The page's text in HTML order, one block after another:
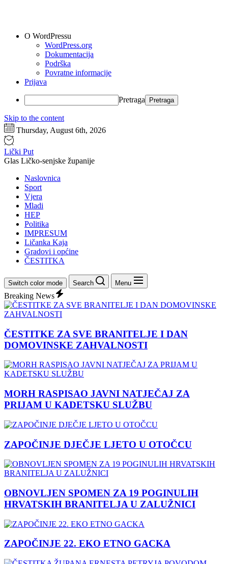
O WordPressu
WordPress.org
Dokumentacija
Podrška
Povratne informacije
Prijava
Pretraga
Skip to the content
Thursday, August 6th, 2026
Lički Put
Glas Ličko-senjske županije
Naslovnica
Sport
Vjera
Mladi
HEP
Politika
IMPRESUM
Ličanka Kaja
Gradovi i općine
ČESTITKA
Switch color mode Search Menu
Breaking News
ČESTITKE ZA SVE BRANITELJE I DAN
DOMOVINSKE ZAHVALNOSTI
MORH RASPISAO JAVNI NATJEČAJ ZA
PRIJAM U KADETSKU SLUŽBU
ZAPOČINJE DJEČJE LJETO U OTOČCU
OBNOVLJEN SPOMEN ZA 19 POGINULIH
HRVATSKIH BRANITELJA U ZALUŽNICI
ZAPOČINJE 22. EKO ETNO GACKA